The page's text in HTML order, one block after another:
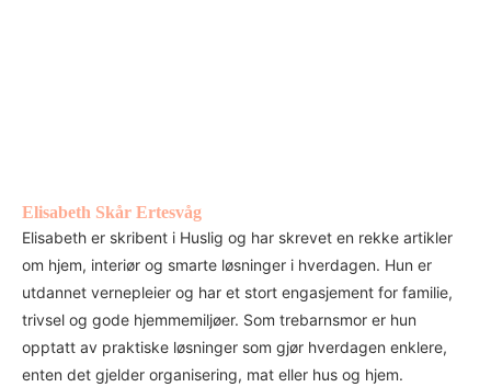
Elisabeth Skår Ertesvåg
Elisabeth er skribent i Huslig og har skrevet en rekke artikler
om hjem, interiør og smarte løsninger i hverdagen. Hun er
utdannet vernepleier og har et stort engasjement for familie,
trivsel og gode hjemmemiljøer. Som trebarnsmor er hun
opptatt av praktiske løsninger som gjør hverdagen enklere,
enten det gjelder organisering, mat eller hus og hjem.